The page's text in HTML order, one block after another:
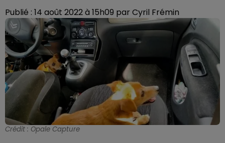
Publié : 14 août 2022 à 15h09 par Cyril Frémin
Crédit : Opale Capture